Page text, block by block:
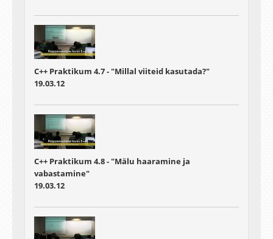
C++ Praktikum 4.7 - "Millal viiteid kasutada?"
19.03.12
C++ Praktikum 4.8 - "Mälu haaramine ja
vabastamine"
19.03.12